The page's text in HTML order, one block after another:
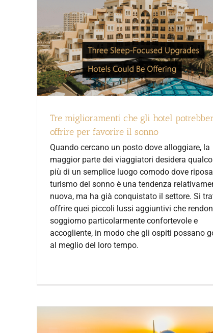
Tre miglioramenti che gli hotel
offrire per favorire il sonno
Quando cercano un posto dove alloggiare, la
maggior parte dei viaggiatori desidera
più di un semplice luogo comodo dove
turismo del sonno è una tendenza
nuova, ma ha già conquistato il settore. Si
offrire quei piccoli lussi aggiuntivi che
soggiorno particolarmente confortevole e
accogliente, in modo che gli ospiti possano
al meglio del loro tempo.